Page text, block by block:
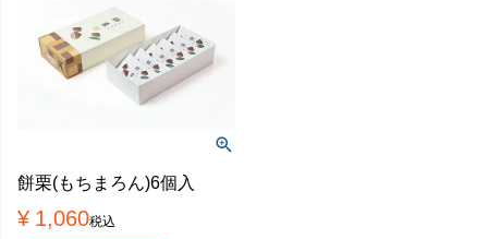
餅栗(もちまろん)6個入
¥ 1,060税込